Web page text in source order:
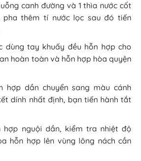
canh đường và 1 thìa nước cốt
pha thêm tí nước lọc sau đó tiến
dùng tay khuấy đều hỗn hợp cho
hoàn toàn và hỗn hợp hòa quyện
hợp dần chuyển sang màu cánh
dính nhất định, bạn tiến hành tắt
hợp nguội dần, kiểm tra nhiệt độ
hỗn hợp lên vùng lông nách cần